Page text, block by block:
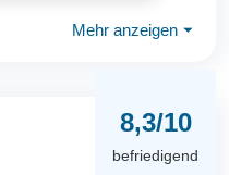
Mehr anzeigen ⏷
8,3/10
befriedigend